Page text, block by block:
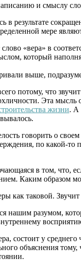
и смыслу
в результате
мере
«вера» в
который
выше,
потому, что
Эта
жизни. А
говорить о
по какой-
в том,
Каким образом
как таковой.
нашим разумом,
у
объяснения